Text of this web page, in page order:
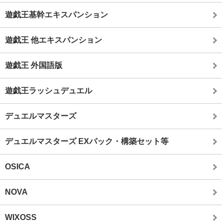
遊戯王基幹エキスパンション
遊戯王 他エキスパンション
遊戯王 外国語版
遊戯王ラッシュデュエル
デュエルマスターズ
デュエルマスターズ EXパック・構築セット等
OSICA
NOVA
WIXOSS